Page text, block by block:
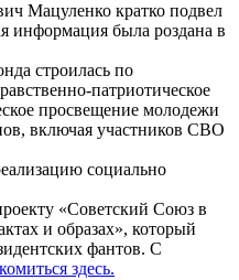
Мацуленко кратко подвел
информация была роздана в
строилась по
патриотическое
просвещение молодежи
включая участников СВО
социально
«Советский Союз в
и образах», который
фантов. С
здесь.